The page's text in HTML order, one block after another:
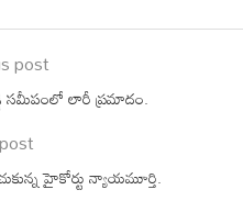
post
సమీపంలో లారీ ప్రమాదం.
హైకోర్టు న్యాయమూర్తి.